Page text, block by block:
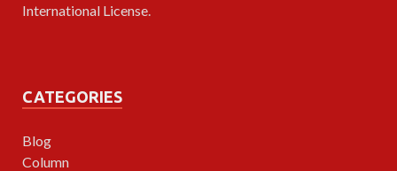
International License.
CATEGORIES
Blog
Column